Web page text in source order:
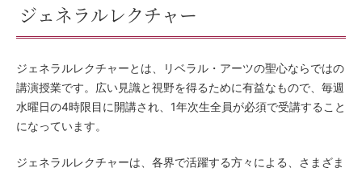
ジェネラルレクチャー
ジェネラルレクチャーとは、リベラル・アーツの聖心ならではの
講演授業です。広い見識と視野を得るために有益なもので、毎週
水曜日の4時限目に開講され、1年次生全員が必須で受講すること
になっています。
ジェネラルレクチャーは、各界で活躍する方々による、さまざま